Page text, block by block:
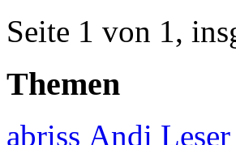
Seite 1 von 1,
Themen
abriss Andi Leser